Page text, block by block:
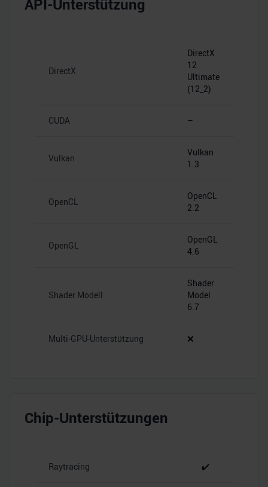
API-Unterstützung
DirectX
DirectX
12
Ultimate
(12_2)
CUDA –
Vulkan
Vulkan
1.3
OpenCL
OpenCL
2.2
OpenGL
OpenGL
4.6
Shader Modell
Shader
Model
6.7
Multi-GPU-Unterstützung ❌
Chip-Unterstützungen
Raytracing ✔️